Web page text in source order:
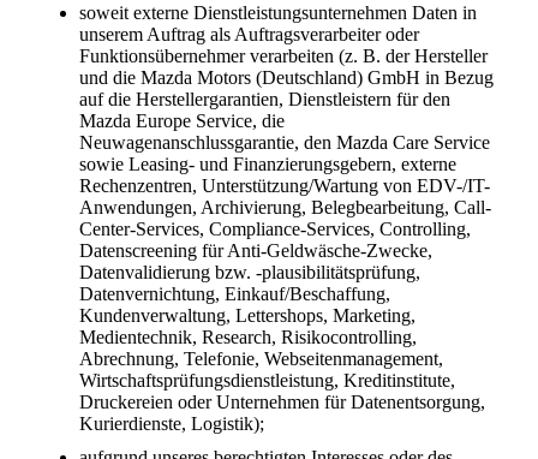
soweit externe Dienstleistungsunternehmen Daten in
unserem Auftrag als Auftragsverarbeiter oder
Funktionsübernehmer verarbeiten (z. B. der Hersteller
und die Mazda Motors (Deutschland) GmbH in Bezug
auf die Herstellergarantien, Dienstleistern für den
Mazda Europe Service, die
Neuwagenanschlussgarantie, den Mazda Care Service
sowie Leasing- und Finanzierungsgebern, externe
Rechenzentren, Unterstützung/Wartung von EDV-/IT-
Anwendungen, Archivierung, Belegbearbeitung, Call-
Center-Services, Compliance-Services, Controlling,
Datenscreening für Anti-Geldwäsche-Zwecke,
Datenvalidierung bzw. -plausibilitätsprüfung,
Datenvernichtung, Einkauf/Beschaffung,
Kundenverwaltung, Lettershops, Marketing,
Medientechnik, Research, Risikocontrolling,
Abrechnung, Telefonie, Webseitenmanagement,
Wirtschaftsprüfungsdienstleistung, Kreditinstitute,
Druckereien oder Unternehmen für Datenentsorgung,
Kurierdienste, Logistik);